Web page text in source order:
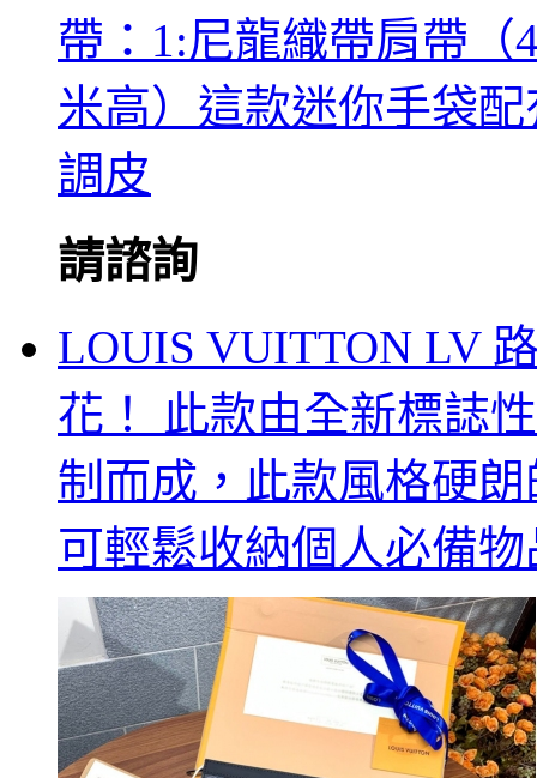
帶：1:尼龍織帶肩帶（
米高）這款迷你手袋
調皮
請諮詢
LOUIS VUITTON LV
花！ 此款由全新標誌
制而成，此款風格硬朗
可輕鬆收納個人必備